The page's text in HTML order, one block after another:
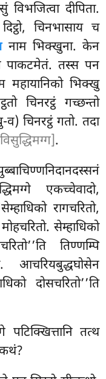
विभजित्वा दीपिता.
चिनभासाय च
नाम भिक्खुना. केन
पाकटमेतं. तस्स पन
महायानिको भिक्खु
चिनरट्ठं गच्छन्तो
चिनरट्ठं गतो. तदा
.
एकच्चेवादो,
रागचरितो,
सेम्हाधिको
तिण्णम्पि
आचरियबुद्धघोसेन
दोसचरितो’’ति
पटिक्खित्तानि तत्थ
कथं?